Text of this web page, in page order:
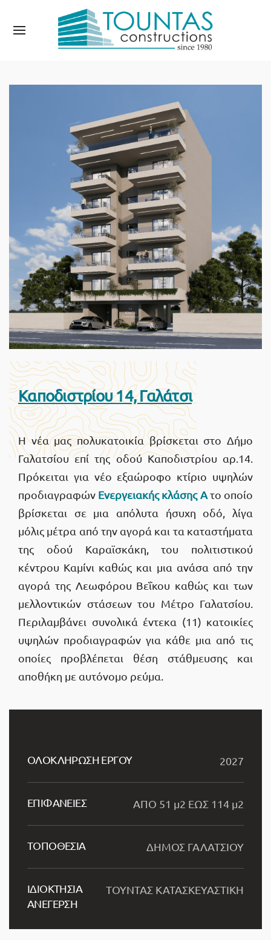
Καποδιστρίου 14, Γαλάτσι
Η νέα μας πολυκατοικία βρίσκεται στο Δήμο
Γαλατσίου επί της οδού Καποδιστρίου αρ.14.
Πρόκειται για νέο εξαώροφο κτίριο υψηλών
προδιαγραφών Ενεργειακής κλάσης Ατο οποίο
βρίσκεται σε μια απόλυτα ήσυχη οδό, λίγα
μόλις μέτρα από την αγορά και τα καταστήματα
της οδού Καραϊσκάκη, του πολιτιστικού
κέντρου Καμίνι καθώς και μια ανάσα από την
αγορά της Λεωφόρου Βεΐκου καθώς και των
μελλοντικών στάσεων του Μέτρο Γαλατσίου.
Περιλαμβάνει συνολικά έντεκα (11) κατοικίες
υψηλών προδιαγραφών για κάθε μια από τις
οποίες προβλέπεται θέση στάθμευσης και
αποθήκη με αυτόνομο ρεύμα.
ΟΛΟΚΛΗΡΩΣΗ ΕΡΓOY 2027
ΕΠΙΦΑΝΕΙΕΣ ΑΠΟ 51 μ2 ΕΩΣ 114 μ2
ΤΟΠΟΘΕΣΙΑ ΔΗΜΟΣ ΓΑΛΑΤΣΙΟΥ
ΙΔΙΟΚΤΗΣΙΑ
ΑΝΕΓΕΡΣΗ
ΤΟΥΝΤΑΣ ΚΑΤΑΣΚΕΥΑΣΤΙΚΗ